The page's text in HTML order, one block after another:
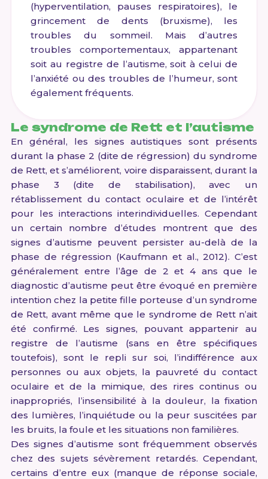
(hyperventilation, pauses respiratoires), le
grincement de dents (bruxisme), les
troubles du sommeil. Mais d’autres
troubles comportementaux, appartenant
soit au registre de l’autisme, soit à celui de
l’anxiété ou des troubles de l’humeur, sont
également fréquents.
Le syndrome de Rett et l’autisme
En général, les signes autistiques sont présents
durant la phase 2 (dite de régression) du syndrome
de Rett, et s’améliorent, voire disparaissent, durant la
phase 3 (dite de stabilisation), avec un
rétablissement du contact oculaire et de l’intérêt
pour les interactions interindividuelles. Cependant
un certain nombre d’études montrent que des
signes d’autisme peuvent persister au-delà de la
phase de régression (Kaufmann et al., 2012). C’est
généralement entre l’âge de 2 et 4 ans que le
diagnostic d’autisme peut être évoqué en première
intention chez la petite fille porteuse d’un syndrome
de Rett, avant même que le syndrome de Rett n’ait
été confirmé. Les signes, pouvant appartenir au
registre de l’autisme (sans en être spécifiques
toutefois), sont le repli sur soi, l’indifférence aux
personnes ou aux objets, la pauvreté du contact
oculaire et de la mimique, des rires continus ou
inappropriés, l’insensibilité à la douleur, la fixation
des lumières, l’inquiétude ou la peur suscitées par
les bruits, la foule et les situations non familières.
Des signes d’autisme sont fréquemment observés
chez des sujets sévèrement retardés. Cependant,
certains d’entre eux (manque de réponse sociale,